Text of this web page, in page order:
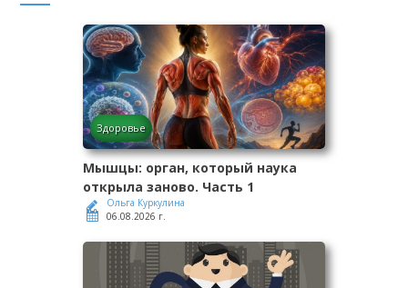
Здоровье
Мышцы: орган, который наука
открыла заново. Часть 1
Ольга Куркулина
06.08.2026 г.